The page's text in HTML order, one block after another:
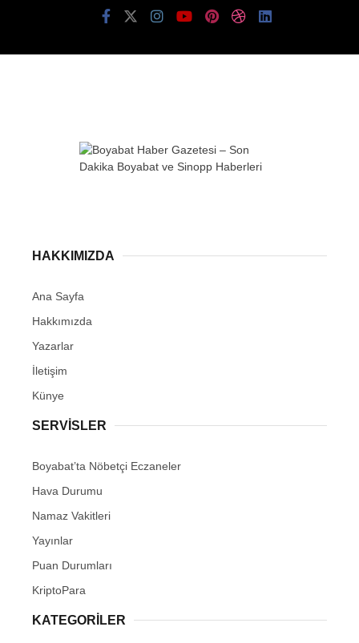
HAKKIMIZDA
Ana Sayfa
Hakkımızda
Yazarlar
İletişim
Künye
SERVISLER
Boyabat’ta Nöbetçi Eczaneler
Hava Durumu
Namaz Vakitleri
Yayınlar
Puan Durumları
KriptoPara
KATEGORILER